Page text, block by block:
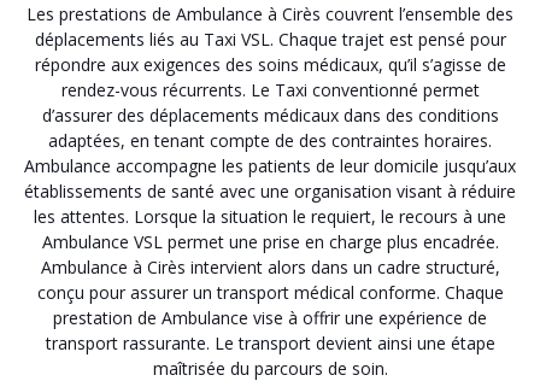
Les prestations de Ambulance à Cirès couvrent l’ensemble des
déplacements liés au Taxi VSL. Chaque trajet est pensé pour
répondre aux exigences des soins médicaux, qu’il s’agisse de
rendez-vous récurrents. Le Taxi conventionné permet
d’assurer des déplacements médicaux dans des conditions
adaptées, en tenant compte de des contraintes horaires.
Ambulance accompagne les patients de leur domicile jusqu’aux
établissements de santé avec une organisation visant à réduire
les attentes. Lorsque la situation le requiert, le recours à une
Ambulance VSL permet une prise en charge plus encadrée.
Ambulance à Cirès intervient alors dans un cadre structuré,
conçu pour assurer un transport médical conforme. Chaque
prestation de Ambulance vise à offrir une expérience de
transport rassurante. Le transport devient ainsi une étape
maîtrisée du parcours de soin.